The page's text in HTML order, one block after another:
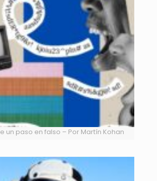
un paso en falso – Por Martín Kohan